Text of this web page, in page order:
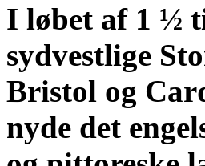
I løbet af 1 ½
sydvestlige
Bristol og
nyde det